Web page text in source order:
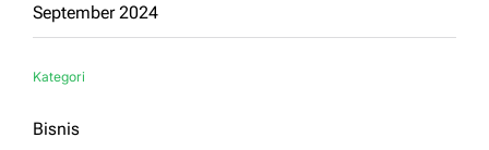
September 2024
Kategori
Bisnis